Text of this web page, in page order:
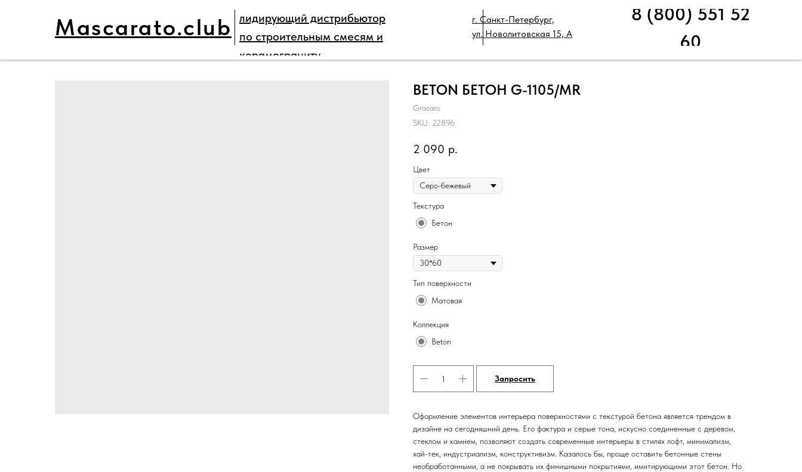
ГЛАВНАЯ НАШИ ПРОЕКТЫ ПАРТНЕРЫ ДЛЯ ПРОФЕССИОНАЛОВ КАТАЛОГ ТЕХНИЧЕСКАЯ ПОДДЕРЖКА
РАСПРОДАЖА
КОНТАКТЫ
8 (800) 551 52
60
Mascarato.club
лидирующий дистрибьютор
по строительным смесям и
керамограниту
г. Санкт-Петербург,
ул. Новолитовская 15, А
BETON БЕТОН G-1105/MR
Grasaro
SKU: 22896
2 090 р.
Цвет
Текстура
Бетон
Размер
Тип поверхности
Матовая
Коллекция
Beton
Запросить
Оформление элементов интерьера поверхностями с текстурой бетона является трендом в
дизайне на сегодняшний день. Его фактура и серые тона, искусно соединенные с деревом,
стеклом и камнем, позволяют создать современные интерьеры в стилях лофт, минимализм,
хай-тек, индустриализм, конструктивизм. Казалось бы, проще оставить бетонные стены
необработанными, а не покрывать их финишными покрытиями, имитирующими этот бетон. Но